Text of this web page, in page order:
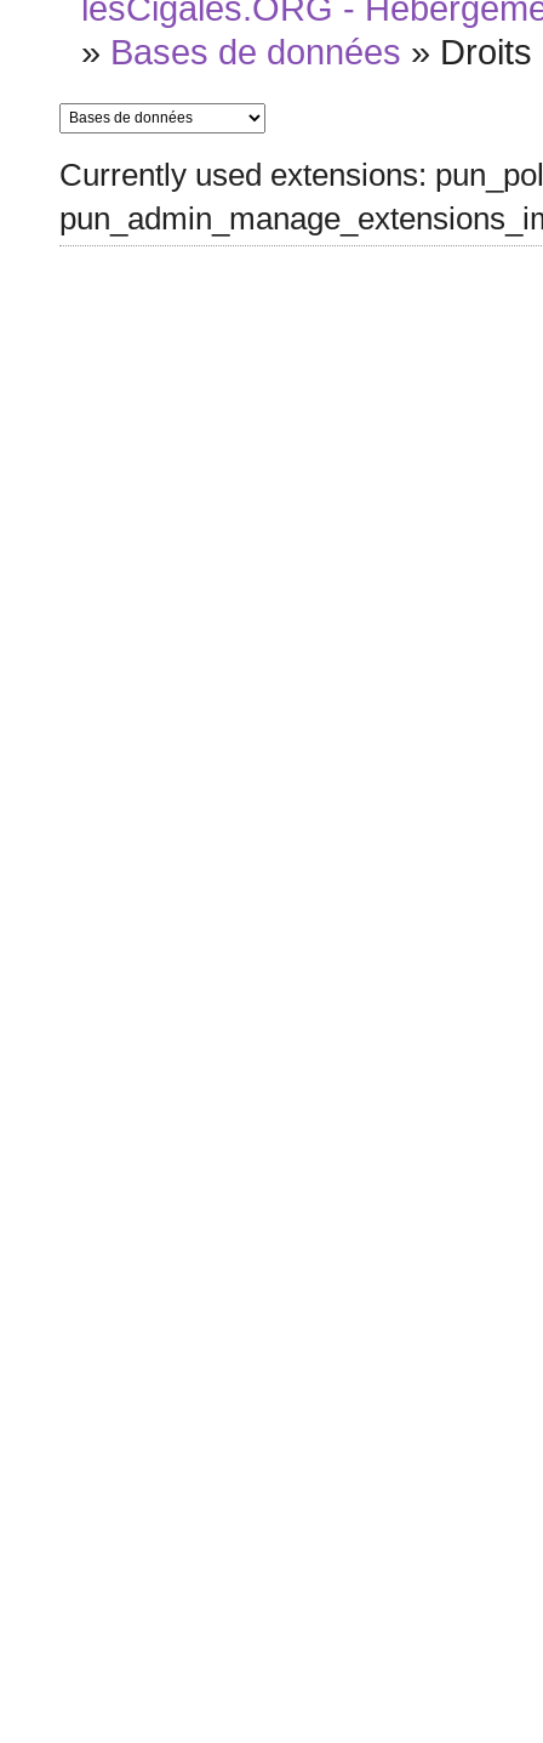
lesCigales.ORG -
» Bases de données » Droits
Currently used extensions: